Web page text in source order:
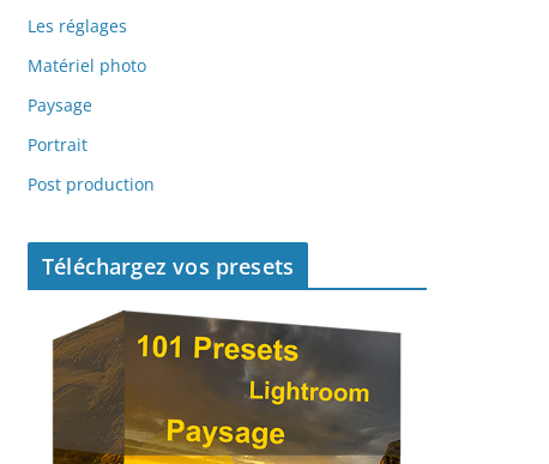
Les réglages
Matériel photo
Paysage
Portrait
Post production
Téléchargez vos presets